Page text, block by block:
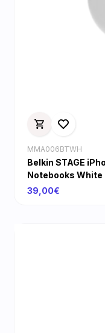
MMA006BTWH
Belkin STAGE
Notebooks White
39,00€